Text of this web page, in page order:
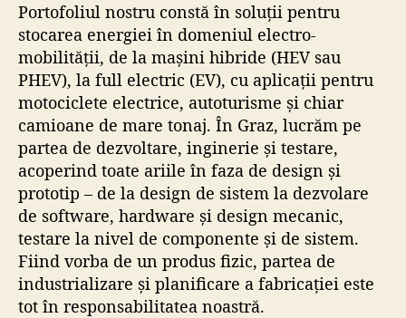
Portofoliul nostru constă în soluții pentru
stocarea energiei în domeniul electro-
mobilității, de la mașini hibride (HEV sau
PHEV), la full electric (EV), cu aplicații pentru
motociclete electrice, autoturisme și chiar
camioane de mare tonaj. În Graz, lucrăm pe
partea de dezvoltare, inginerie și testare,
acoperind toate ariile în faza de design și
prototip – de la design de sistem la dezvolare
de software, hardware și design mecanic,
testare la nivel de componente și de sistem.
Fiind vorba de un produs fizic, partea de
industrializare și planificare a fabricației este
tot în responsabilitatea noastră.